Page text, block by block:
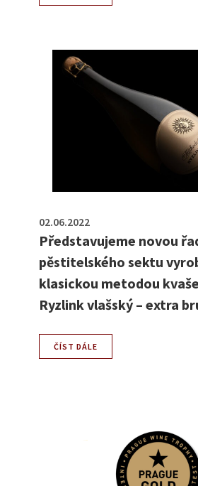
Představujeme novou
pěstitelského sektu
klasickou metodou
Ryzlink vlašský – extra
02.06.2022
ČÍST DÁLE